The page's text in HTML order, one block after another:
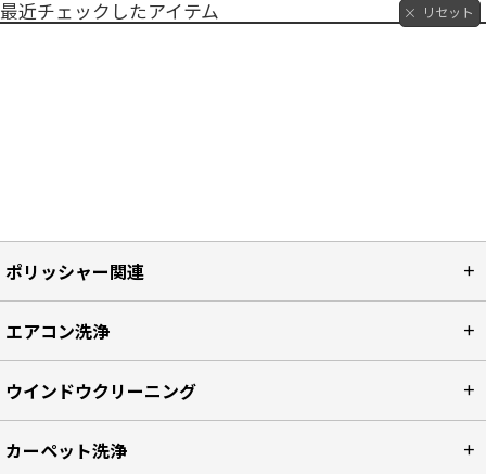
最近チェックしたアイテム リセット
ポリッシャー関連
エアコン洗浄
ウインドウクリーニング
カーペット洗浄